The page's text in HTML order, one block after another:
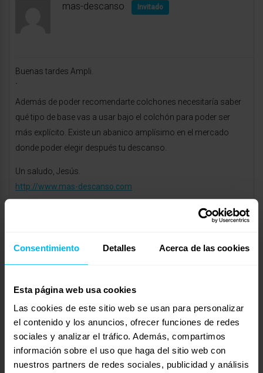
Consentimiento Detalles Acerca de las cookies
Esta página web usa cookies
Las cookies de este sitio web se usan para personalizar
el contenido y los anuncios, ofrecer funciones de redes
sociales y analizar el tráfico. Además, compartimos
información sobre el uso que haga del sitio web con
nuestros partners de redes sociales, publicidad y análisis
mas-descanso Invitado
Buenas tardes Ampli.
´
Además de poder recomendarte colchones necesitaría saber
qué tipo de base vas a usar bajo el colchón para poder ser
más explícito. Existe un abanico amplísimo en el mercado
donde poder elegir después tu descanso.
Un saludo, Jesús.
http://www.mas-descanso.com
#11434
Pues voy a poner una base tapizada
febrero 19, 2010 a las 2:29 pm #11435
RESPONDER
jordi Invitado